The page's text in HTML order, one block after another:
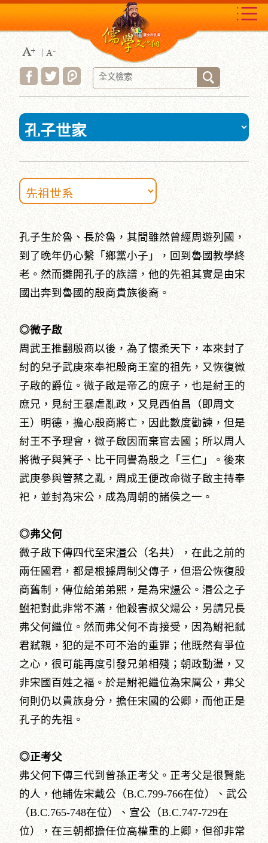
到
主
要
內
容
區
塊
:::
孔子生於魯、長於魯，其間雖然曾經周遊列國，
到了晚年仍心繫「鄉黨小子」，回到魯國教學終
老。然而攤開孔子的族譜，他的先祖其實是由宋
國出奔到魯國的殷商貴族後裔。
◎微子啟
周武王推翻殷商以後，為了懷柔天下，本來封了
紂的兒子武庚來奉祀殷商王室的祖先，又恢復微
子啟的爵位。微子啟是帝乙的庶子，也是紂王的
庶兄，見紂王暴虐亂政，又見西伯昌（即周文
王）明德，擔心殷商將亡，因此數度勸諫，但是
紂王不予理會，微子啟因而棄官去國；所以周人
將微子與箕子、比干同譽為殷之「三仁」。後來
武庚參與管蔡之亂，周成王便改命微子啟主持奉
祀，並封為宋公，成為周朝的諸侯之一。
◎弗父何
微子啟下傳四代至宋湣公（名共），在此之前的
兩任國君，都是根據周制父傳子，但湣公恢復殷
商舊制，傳位給弟弟熙，是為宋煬公。湣公之子
鮒祀對此非常不滿，他殺害叔父煬公，另請兄長
弗父何繼位。然而弗父何不肯接受，因為鮒祀弒
君弒親，犯的是不可不治的重罪；他既然有爭位
之心，很可能再度引發兄弟相殘；朝政動盪，又
非宋國百姓之福。於是鮒祀繼位為宋厲公，弗父
何則仍以貴族身分，擔任宋國的公卿，而他正是
孔子的先祖。
◎正考父
弗父何下傳三代到曾孫正考父。正考父是很賢能
的人，他輔佐宋戴公（B.C.799-766在位）、武公
（B.C.765-748在位）、宣公（B.C.747-729在
位），在三朝都擔任位高權重的上卿，但卻非常